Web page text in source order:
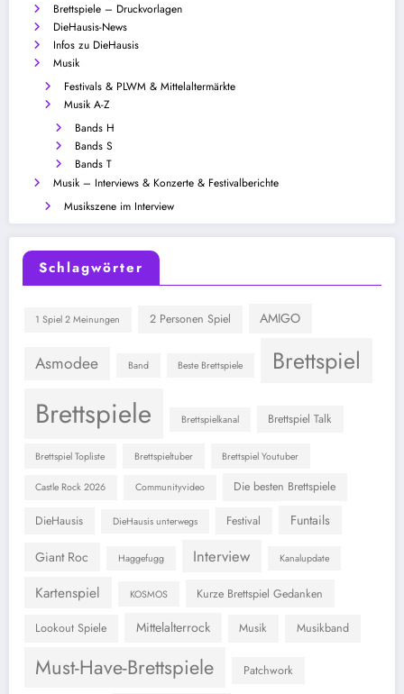
Brettspiele – Druckvorlagen
DieHausis-News
Infos zu DieHausis
Musik
Festivals & PLWM & Mittelaltermärkte
Musik A-Z
Bands H
Bands S
Bands T
Musik – Interviews & Konzerte & Festivalberichte
Musikszene im Interview
Schlagwörter
1 Spiel 2 Meinungen 2 Personen Spiel AMIGO
Asmodee Band Beste Brettspiele Brettspiel
Brettspiele Brettspielkanal Brettspiel Talk
Brettspiel Topliste Brettspieltuber Brettspiel Youtuber
Castle Rock 2026 Communityvideo Die besten Brettspiele
DieHausis DieHausis unterwegs Festival Funtails
Giant Roc Haggefugg Interview Kanalupdate
Kartenspiel KOSMOS Kurze Brettspiel Gedanken
Lookout Spiele Mittelalterrock Musik Musikband
Must-Have-Brettspiele Patchwork